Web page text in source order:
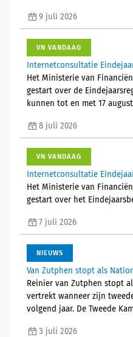
9 juli 2026
VN VANDAAG
Internetconsultatie
Het Ministerie van
gestart over de
kunnen tot en met 17
8 juli 2026
VN VANDAAG
Internetconsultatie
Het Ministerie van
gestart over het
7 juli 2026
NIEUWS
Van Zutphen stopt als
Reinier van Zutphen stopt
vertrekt wanneer zijn
volgend jaar. De Tweede
3 juli 2026